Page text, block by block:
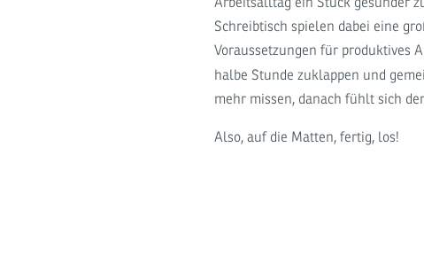
Schreibtisch spielen dabei eine
Voraussetzungen für produktives
halbe Stunde zuklappen und
mehr missen, danach fühlt sich
Also, auf die Matten, fertig, los!